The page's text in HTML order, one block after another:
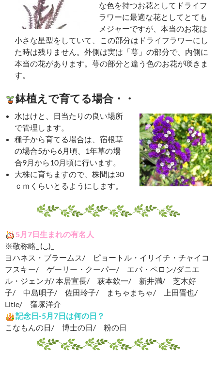
な色を持つお花としてドライフ
ラワーに最適な花としてとても
メジャーですが、本当のお花は
小さな星型をしていて、この部分はドライフラワーにし
た時は残りません。外側は実は「萼」の部分で、内側に
本当の花があります。萼の部分と違う色のお花が咲きま
す。
鉢植えで育てる場合・・
水はけと、日当たりの良い場所
で管理します。
種子から育てる場合は、宿根草
の場合5から6月頃、1年草の場
合9月から10月頃に行います。
大株に育ちますので、株間は30
ｃｍくらいとるようにします。
5月7日生まれの有名人
※敬称略_ (._.)_
ヨハネス・ブラームス/ ピョートル・イリイチ・チャイコ
フスキー/ ゲーリー・クーパー/ エバ・ペロン/ダニエ
ル・ジェンガ/ 本居宣長/ 萩本欽一/ 新井満/ 芝木好
子/ 中島唄子/ 佐田玲子/ まちゃまちゃ/ 上田晋也/
Litle/ 窪塚洋介
記念日-5月7日は何の日？
こなもんの日/ 博士の日/ 粉の日